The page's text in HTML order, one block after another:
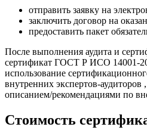
отправить заявку на
заключить договор на
предоставить пакет
После выполнения аудита и
сертификат ГОСТ Р ИСО 14001-
использование
внутренних экспертов-
описанием/рекомендациями по
Стоимость